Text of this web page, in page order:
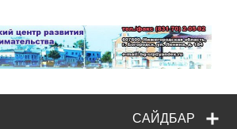
САЙДБАР